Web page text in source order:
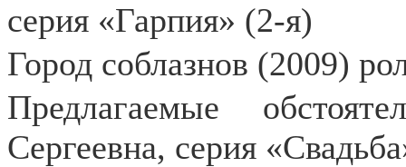
серия «Гарпия» (2-я)
Город соблазнов (2009)
Предлагаемые
Сергеевна, серия